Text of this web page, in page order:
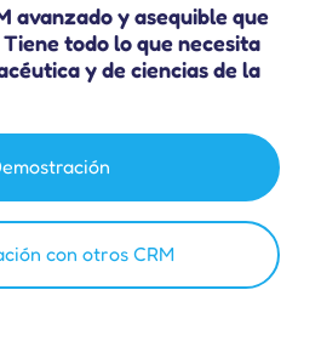
avanzado y asequible que
todo lo que necesita
y de ciencias de la
con otros CRM